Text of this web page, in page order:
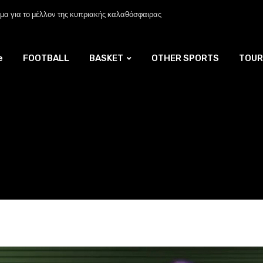
το μέλλον της κυπριακής καλαθόσφαιρας
FOOTBALL BASKET OTHER SPORTS